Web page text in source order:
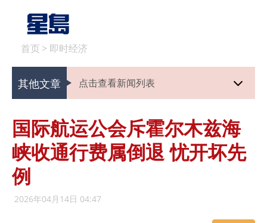
首页 > 即时经济
其他文章 点击查看新闻列表
国际航运公会斥霍尔木兹海
峡收通行费属倒退 忧开坏先
例
2026年04月14日 04:47